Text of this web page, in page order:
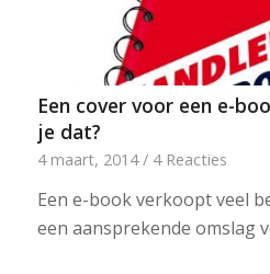
Een cover voor een e-
je dat?
4 maart, 2014 / 4 Reacties
Een e-book verkoopt veel
een aansprekende omslag